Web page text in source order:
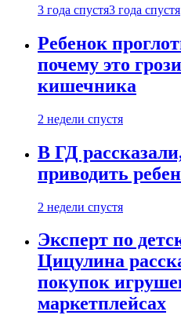
3 года спустя3 года спустя
Ребенок
почему это
кишечника
2 недели спустя
В ГД
приводить
2 недели спустя
Эксперт по
Цицулина
покупок
маркетплейсах